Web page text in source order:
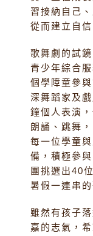
習接納自己
從而建立自
歌舞劇的試
青少年綜合
個學障童參
深舞蹈家及
鐘個人表演
朗誦、跳舞
每一位學童
備，積極參
團挑選出40
暑假一連串
雖然有孩子
嘉的志氣，